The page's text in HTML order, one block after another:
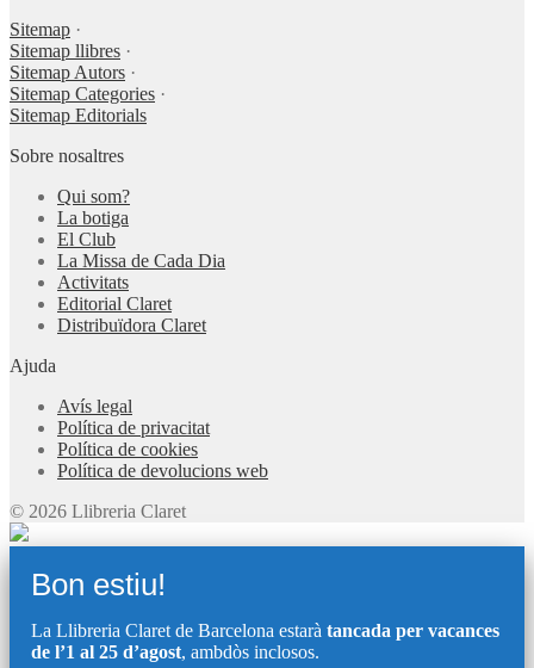
Sitemap ·
Sitemap llibres ·
Sitemap Autors ·
Sitemap Categories ·
Sitemap Editorials
Sobre nosaltres
Qui som?
La botiga
El Club
La Missa de Cada Dia
Activitats
Editorial Claret
Distribuïdora Claret
Ajuda
Avís legal
Política de privacitat
Política de cookies
Política de devolucions web
© 2026 Llibreria Claret
Bon estiu!
La Llibreria Claret de Barcelona estarà tancada per vacances
de l’1 al 25 d’agost, ambdòs inclosos.